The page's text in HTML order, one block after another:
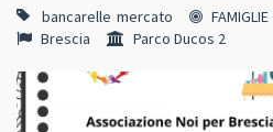
bancarelle mercato FAMIGLIE
Brescia
Parco Ducos 2